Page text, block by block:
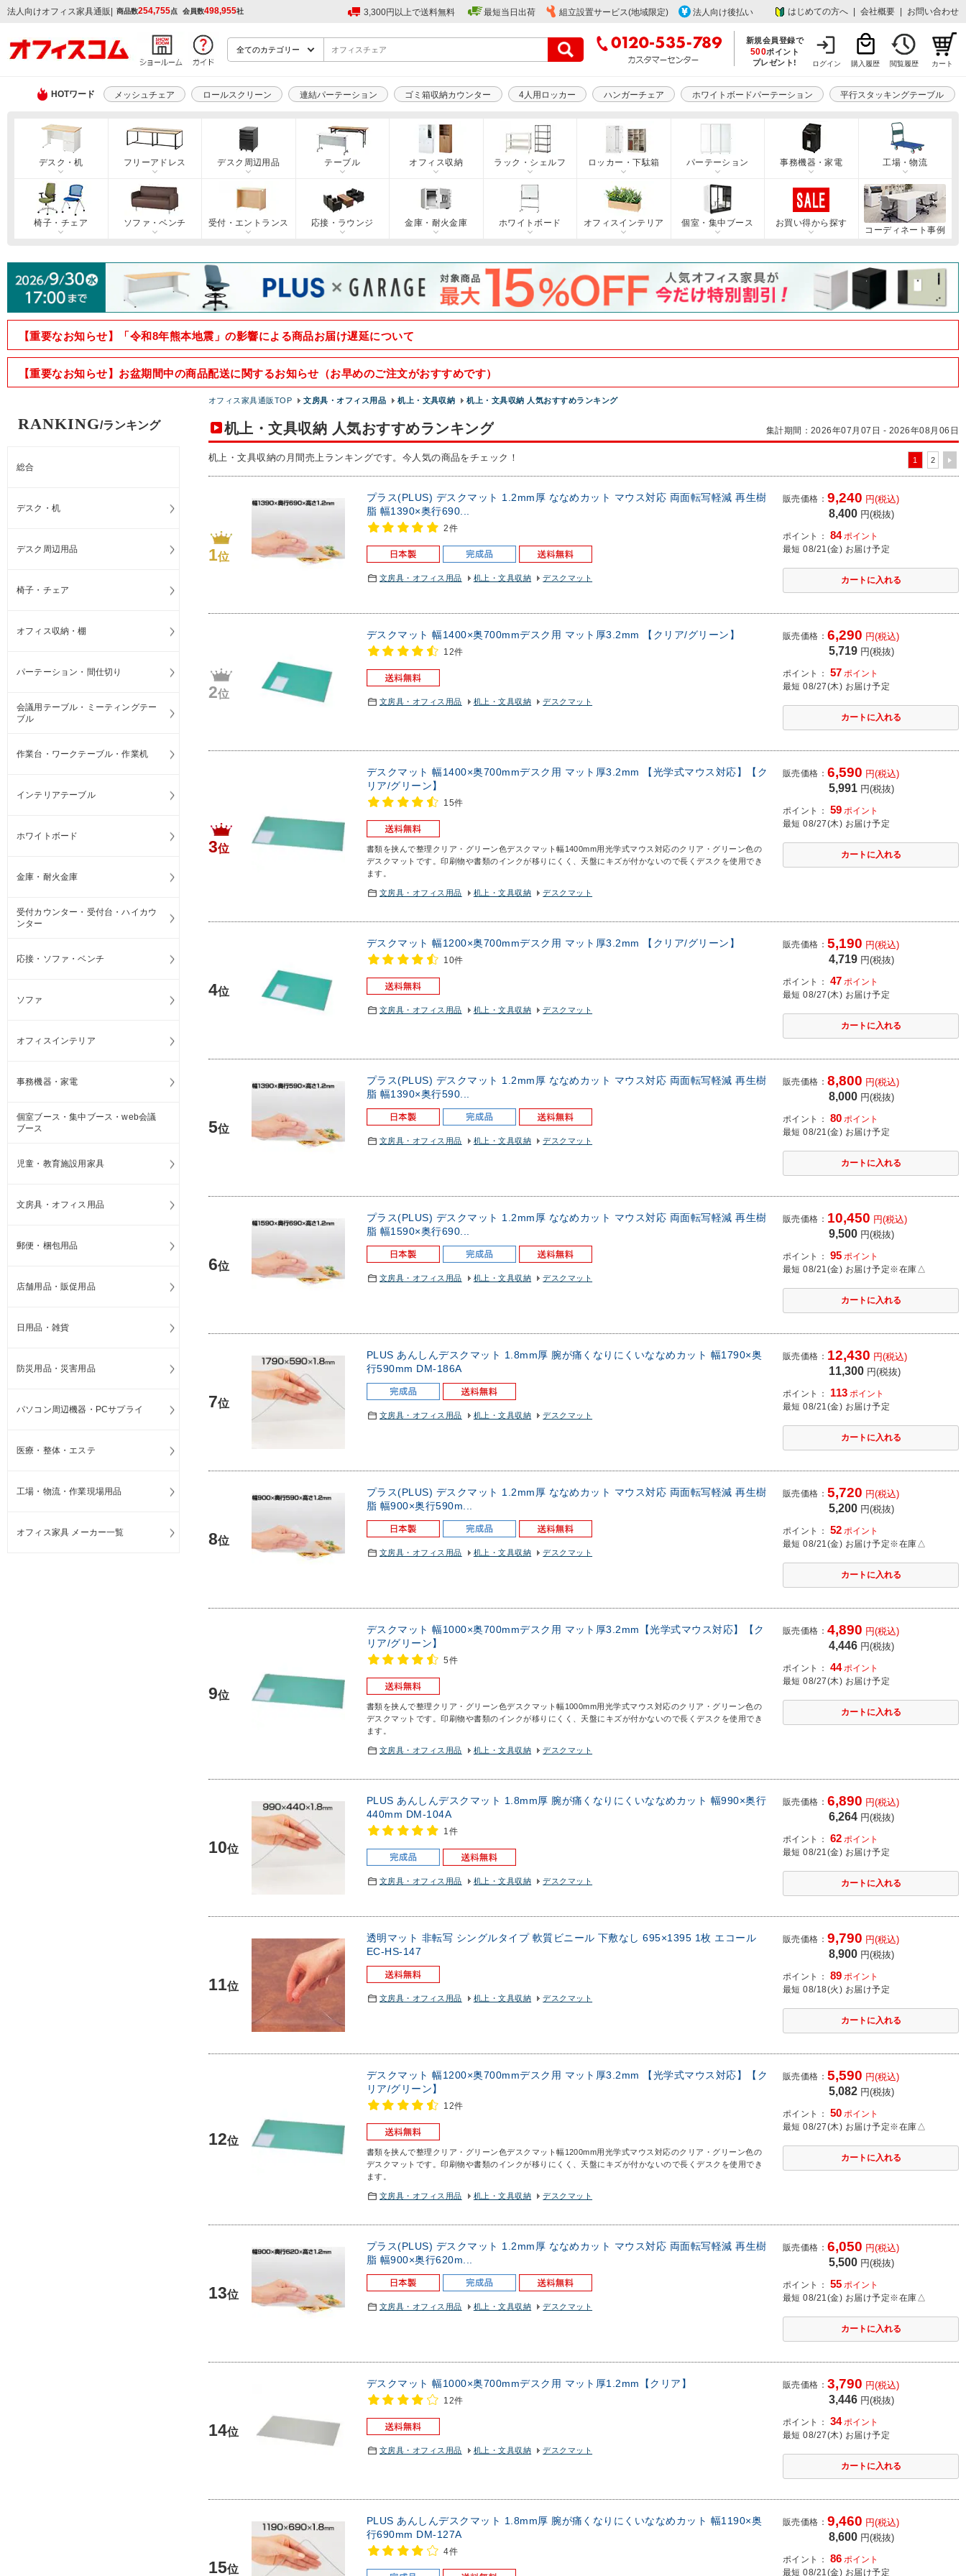
法人向けオフィス家具通販 | 商品数254,755点 会員数498,955社 3,300円以上で送料無料 最短当日出荷 組立設置サービス(地域限定) 法人向け後払い はじめての方へ 会社概要 お問い合わせ
新規会員登録で
500ポイント
プレゼント!
ログイン 購入履歴 閲覧履歴 カート
HOTワード メッシュチェア ロールスクリーン 連結パーテーション ゴミ箱収納カウンター 4人用ロッカー ハンガーチェア ホワイトボードパーテーション 平行スタッキングテーブル
デスク・机 フリーアドレス デスク周辺用品 テーブル オフィス収納 ラック・シェルフ ロッカー・下駄箱 パーテーション 事務機器・家電 工場・物流
椅子・チェア ソファ・ベンチ 受付・エントランス 応接・ラウンジ 金庫・耐火金庫 ホワイトボード オフィスインテリア 個室・集中ブース
お買い得から探す
コーディネート事例
【重要なお知らせ】「令和8年熊本地震」の影響による商品お届け遅延について
【重要なお知らせ】お盆期間中の商品配送に関するお知らせ（お早めのご注文がおすすめです）
オフィス家具通販TOP 文房具・オフィス用品 机上・文具収納 机上・文具収納 人気おすすめランキング
机上・文具収納 人気おすすめランキング 集計期間：2026年07月07日 - 2026年08月06日
机上・文具収納の月間売上ランキングです。今人気の商品をチェック！ 1 2
1位
プラス(PLUS) デスクマット 1.2mm厚 ななめカット マウス対応 両面転写軽減 再生樹
脂 幅1390×奥行690...
2件
文房具・オフィス用品 机上・文具収納 デスクマット
販売価格：9,240 円(税込)
8,400 円(税抜)
ポイント： 84 ポイント
最短 08/21(金) お届け予定
2位
デスクマット 幅1400×奥700mmデスク用 マット厚3.2mm 【クリア/グリーン】
12件
文房具・オフィス用品 机上・文具収納 デスクマット
販売価格：6,290 円(税込)
5,719 円(税抜)
ポイント： 57 ポイント
最短 08/27(木) お届け予定
3位
デスクマット 幅1400×奥700mmデスク用 マット厚3.2mm 【光学式マウス対応】【ク
リア/グリーン】
15件
書類を挟んで整理クリア・グリーン色デスクマット幅1400mm用 光学式マウス対応のクリア・グリーン色の
デスクマットです。印刷物や書類のインクが移りにくく、天盤にキズが付かないので長くデスクを使用でき
ます。
文房具・オフィス用品 机上・文具収納 デスクマット
販売価格：6,590 円(税込)
5,991 円(税抜)
ポイント： 59 ポイント
最短 08/27(木) お届け予定
4位
デスクマット 幅1200×奥700mmデスク用 マット厚3.2mm 【クリア/グリーン】
10件
文房具・オフィス用品 机上・文具収納 デスクマット
販売価格：5,190 円(税込)
4,719 円(税抜)
ポイント： 47 ポイント
最短 08/27(木) お届け予定
5位
プラス(PLUS) デスクマット 1.2mm厚 ななめカット マウス対応 両面転写軽減 再生樹
脂 幅1390×奥行590...
文房具・オフィス用品 机上・文具収納 デスクマット
販売価格：8,800 円(税込)
8,000 円(税抜)
ポイント： 80 ポイント
最短 08/21(金) お届け予定
6位
プラス(PLUS) デスクマット 1.2mm厚 ななめカット マウス対応 両面転写軽減 再生樹
脂 幅1590×奥行690...
文房具・オフィス用品 机上・文具収納 デスクマット
販売価格： 10,450 円(税込)
9,500 円(税抜)
ポイント： 95 ポイント
最短 08/21(金) お届け予定※在庫△
7位
PLUS あんしんデスクマット 1.8mm厚 腕が痛くなりにくいななめカット 幅1790×奥
行590mm DM-186A
文房具・オフィス用品 机上・文具収納 デスクマット
販売価格： 12,430 円(税込)
11,300 円(税抜)
ポイント： 113 ポイント
最短 08/21(金) お届け予定
8位
プラス(PLUS) デスクマット 1.2mm厚 ななめカット マウス対応 両面転写軽減 再生樹
脂 幅900×奥行590m...
文房具・オフィス用品 机上・文具収納 デスクマット
販売価格：5,720 円(税込)
5,200 円(税抜)
ポイント： 52 ポイント
最短 08/21(金) お届け予定※在庫△
9位
デスクマット 幅1000×奥700mmデスク用 マット厚3.2mm【光学式マウス対応】【ク
リア/グリーン】
5件
書類を挟んで整理クリア・グリーン色デスクマット幅1000mm用 光学式マウス対応のクリア・グリーン色の
デスクマットです。印刷物や書類のインクが移りにくく、天盤にキズが付かないので長くデスクを使用でき
ます。
文房具・オフィス用品 机上・文具収納 デスクマット
販売価格：4,890 円(税込)
4,446 円(税抜)
ポイント： 44 ポイント
最短 08/27(木) お届け予定
10位
PLUS あんしんデスクマット 1.8mm厚 腕が痛くなりにくいななめカット 幅990×奥行
440mm DM-104A
1件
文房具・オフィス用品 机上・文具収納 デスクマット
販売価格：6,890 円(税込)
6,264 円(税抜)
ポイント： 62 ポイント
最短 08/21(金) お届け予定
11位
透明マット 非転写 シングルタイプ 軟質ビニール 下敷なし 695×1395 1枚 エコール
EC-HS-147
文房具・オフィス用品 机上・文具収納 デスクマット
販売価格：9,790 円(税込)
8,900 円(税抜)
ポイント： 89 ポイント
最短 08/18(火) お届け予定
12位
デスクマット 幅1200×奥700mmデスク用 マット厚3.2mm 【光学式マウス対応】【ク
リア/グリーン】
12件
書類を挟んで整理クリア・グリーン色デスクマット幅1200mm用 光学式マウス対応のクリア・グリーン色の
デスクマットです。印刷物や書類のインクが移りにくく、天盤にキズが付かないので長くデスクを使用でき
ます。
文房具・オフィス用品 机上・文具収納 デスクマット
販売価格：5,590 円(税込)
5,082 円(税抜)
ポイント： 50 ポイント
最短 08/27(木) お届け予定※在庫△
13位
プラス(PLUS) デスクマット 1.2mm厚 ななめカット マウス対応 両面転写軽減 再生樹
脂 幅900×奥行620m...
文房具・オフィス用品 机上・文具収納 デスクマット
販売価格：6,050 円(税込)
5,500 円(税抜)
ポイント： 55 ポイント
最短 08/21(金) お届け予定※在庫△
14位
デスクマット 幅1000×奥700mmデスク用 マット厚1.2mm【クリア】
12件
文房具・オフィス用品 机上・文具収納 デスクマット
販売価格：3,790 円(税込)
3,446 円(税抜)
ポイント： 34 ポイント
最短 08/27(木) お届け予定
15位
PLUS あんしんデスクマット 1.8mm厚 腕が痛くなりにくいななめカット 幅1190×奥
行690mm DM-127A
4件
販売価格：9,460 円(税込)
8,600 円(税抜)
ポイント： 86 ポイント
最短 08/21(金) お届け予定
RANKING/ランキング
総合
デスク・机
デスク周辺用品
椅子・チェア
オフィス収納・棚
パーテーション・間仕切り
会議用テーブル・ミーティングテー
ブル
作業台・ワークテーブル・作業机
インテリアテーブル
ホワイトボード
金庫・耐火金庫
受付カウンター・受付台・ハイカウ
ンター
応接・ソファ・ベンチ
ソファ
オフィスインテリア
事務機器・家電
個室ブース・集中ブース・web会議
ブース
児童・教育施設用家具
文房具・オフィス用品
郵便・梱包用品
店舗用品・販促用品
日用品・雑貨
防災用品・災害用品
パソコン周辺機器・PCサプライ
医療・整体・エステ
工場・物流・作業現場用品
オフィス家具 メーカー一覧